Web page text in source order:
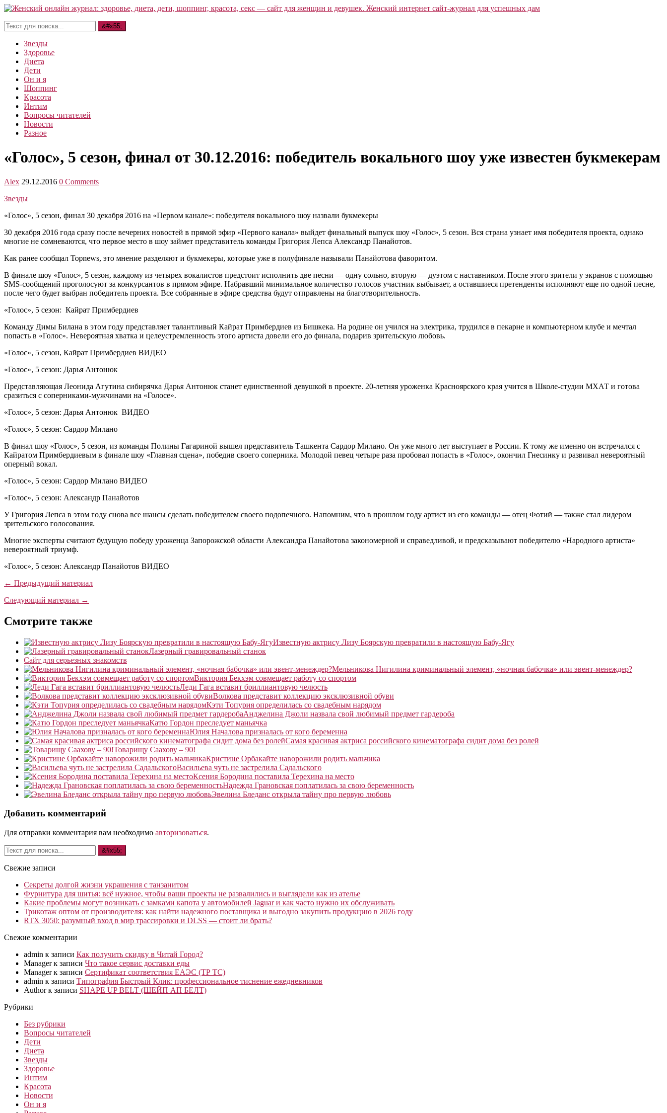
Звезды
Здоровье
Диета
Дети
Он и я
Шоппинг
Красота
Интим
Вопросы читателей
Новости
Разное
«Голос», 5 сезон, финал от 30.12.2016: победитель вокального шоу уже известен букмекерам
Alex 29.12.2016 0 Comments
Звезды
«Голос», 5 сезон, финал 30 декабря 2016 на «Первом канале»: победителя вокального шоу назвали букмекеры
30 декабря 2016 года сразу после вечерних новостей в прямой эфир «Первого канала» выйдет финальный выпуск шоу «Голос», 5 сезон. Вся страна узнает имя победителя проекта, однако
многие не сомневаются, что первое место в шоу займет представитель команды Григория Лепса Александр Панайотов.
Как ранее сообщал Topnews, это мнение разделяют и букмекеры, которые уже в полуфинале называли Панайотова фаворитом.
В финале шоу «Голос», 5 сезон, каждому из четырех вокалистов предстоит исполнить две песни — одну сольно, вторую — дуэтом с наставником. После этого зрители у экранов с помощью
SMS-сообщений проголосуют за конкурсантов в прямом эфире. Набравший минимальное количество голосов участник выбывает, а оставшиеся претенденты исполняют еще по одной песне,
после чего будет выбран победитель проекта. Все собранные в эфире средства будут отправлены на благотворительность.
«Голос», 5 сезон: Кайрат Примбердиев
Команду Димы Билана в этом году представляет талантливый Кайрат Примбердиев из Бишкека. На родине он учился на электрика, трудился в пекарне и компьютерном клубе и мечтал
попасть в «Голос». Невероятная хватка и целеустремленность этого артиста довели его до финала, подарив зрительскую любовь.
«Голос», 5 сезон, Кайрат Примбердиев ВИДЕО
«Голос», 5 сезон: Дарья Антонюк
Представляющая Леонида Агутина сибирячка Дарья Антонюк станет единственной девушкой в проекте. 20-летняя уроженка Красноярского края учится в Школе-студии МХАТ и готова
сразиться с соперниками-мужчинами на «Голосе».
«Голос», 5 сезон: Дарья Антонюк ВИДЕО
«Голос», 5 сезон: Сардор Милано
В финал шоу «Голос», 5 сезон, из команды Полины Гагариной вышел представитель Ташкента Сардор Милано. Он уже много лет выступает в России. К тому же именно он встречался с
Кайратом Примбердиевым в финале шоу «Главная сцена», победив своего соперника. Молодой певец четыре раза пробовал попасть в «Голос», окончил Гнесинку и развивал невероятный
оперный вокал.
«Голос», 5 сезон: Сардор Милано ВИДЕО
«Голос», 5 сезон: Александр Панайотов
У Григория Лепса в этом году снова все шансы сделать победителем своего подопечного. Напомним, что в прошлом году артист из его команды — отец Фотий — также стал лидером
зрительского голосования.
Многие эксперты считают будущую победу уроженца Запорожской области Александра Панайотова закономерной и справедливой, и предсказывают победителю «Народного артиста»
невероятный триумф.
«Голос», 5 сезон: Александр Панайотов ВИДЕО
← Предыдущий материал
Следующий материал →
Смотрите также
Известную актрису Лизу Боярскую превратили в настоящую Бабу-Ягу
Лазерный гравировальный станок
Сайт для серьезных знакомств
Мельникова Нигилина криминальный элемент, «ночная бабочка» или эвент-менеждер?
Виктория Бекхэм совмещает работу со спортом
Леди Гага вставит бриллиантовую челюсть
Волкова представит коллекцию эксклюзивной обуви
Кэти Топурия определилась со свадебным нарядом
Анджелина Джоли назвала свой любимый предмет гардероба
Катю Гордон преследует маньячка
Юлия Началова призналась от кого беременна
Самая красивая актриса российского кинематографа сидит дома без ролей
Товарищу Саахову – 90!
Кристине Орбакайте наворожили родить мальчика
Васильева чуть не застрелила Садальского
Ксения Бородина поставила Терехина на место
Надежда Грановская поплатилась за свою беременность
Эвелина Бледанс открыла тайну про первую любовь
Добавить комментарий
Для отправки комментария вам необходимо авторизоваться.
Свежие записи
Секреты долгой жизни украшения с танзанитом
Фурнитура для шитья: всё нужное, чтобы ваши проекты не развалились и выглядели как из ателье
Какие проблемы могут возникать с замками капота у автомобилей Jaguar и как часто нужно их обслуживать
Трикотаж оптом от производителя: как найти надежного поставщика и выгодно закупить продукцию в 2026 году
RTX 3050: разумный вход в мир трассировки и DLSS — стоит ли брать?
Свежие комментарии
admin к записи Как получить скидку в Читай Город?
Managerк записи Что такое сервис доставки еды
Managerк записи Сертификат соответствия ЕАЭС (ТР ТС)
admin к записи Типография Быстрый Клик: профессиональное тиснение ежедневников
Authorк записи SHAPE UP BELT (ШЕЙП АП БЕЛТ)
Рубрики
Без рубрики
Вопросы читателей
Дети
Диета
Звезды
Здоровье
Интим
Красота
Новости
Он и я